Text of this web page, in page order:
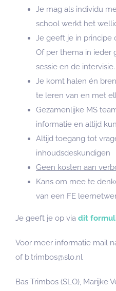
Je mag als individu
school werkt het
Je geeft je in principe
Of per thema in ieder
sessie en de intervisie.
Je komt halen én
te leren van en met
Gezamenlijke MS
informatie en altijd
Altijd toegang tot
inhoudsdeskundigen
Geen kosten aan
Kans om mee te
van een FE
Je geeft je op via dit
Voor meer informatie mail
of b.trimbos@slo.nl
Bas Trimbos (SLO), Marijke